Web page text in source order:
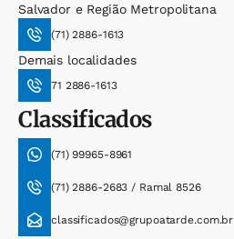
Salvador e Região Metropolitana
(71) 2886-1613
Demais localidades
71 2886-1613
Classificados
(71) 99965-8961
(71) 2886-2683 / Ramal 8526
classificados@grupoatarde.com.br